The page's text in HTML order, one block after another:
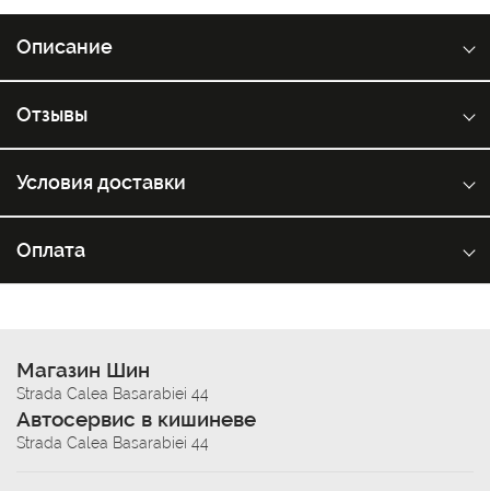
Описание
Отзывы
Условия доставки
Оплата
Магазин Шин
Strada Calea Basarabiei 44
Автосервис в кишиневе
Strada Calea Basarabiei 44